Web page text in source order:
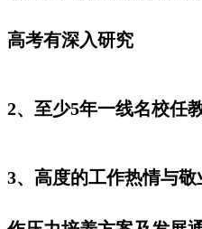
高考有深入研究
2、至少5年一线名校任
3、高度的工作热情与